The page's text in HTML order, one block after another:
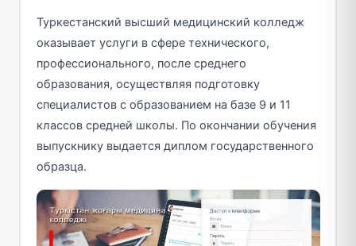
Туркестанский высший медицинский колледж
оказывает услуги в сфере технического,
профессионального, после среднего
образования, осуществляя подготовку
специалистов с образованием на базе 9 и 11
классов средней школы. По окончании обучения
выпускнику выдается диплом государственного
образца.